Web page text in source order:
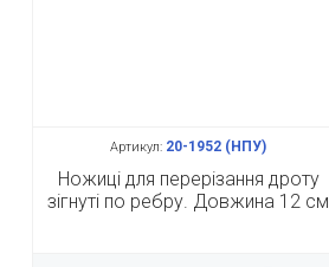
Артикул: 20-1952 (НПУ)
Ножиці для перерізання дроту
зігнуті по ребру. Довжина 12 см